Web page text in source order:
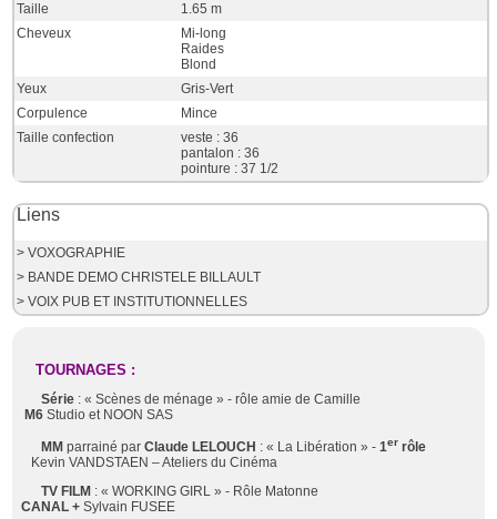
Taille
1.65 m
Cheveux
Mi-long
Raides
Blond
Yeux
Gris-Vert
Corpulence
Mince
Taille confection
veste : 36
pantalon : 36
pointure : 37 1/2
Liens
> VOXOGRAPHIE
> BANDE DEMO CHRISTELE BILLAULT
> VOIX PUB ET INSTITUTIONNELLES
TOURNAGES :
Série : « Scènes de ménage » - rôle amie de Camille
M6 Studio et NOON SAS
MM parrainé parClaude LELOUCH : « La Libération » -1er rôle
Kevin VANDSTAEN – Ateliers du Cinéma
TV FILM : « WORKING GIRL » - Rôle Matonne
CANAL + Sylvain FUSEE